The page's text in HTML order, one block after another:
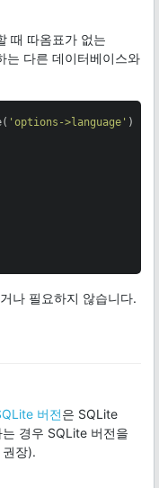
때 따옴표가 없는
는 다른 데이터베이스와
'options->language' );
나 필요하지 않습니다.
버전은 SQLite
경우 SQLite 버전을
장).